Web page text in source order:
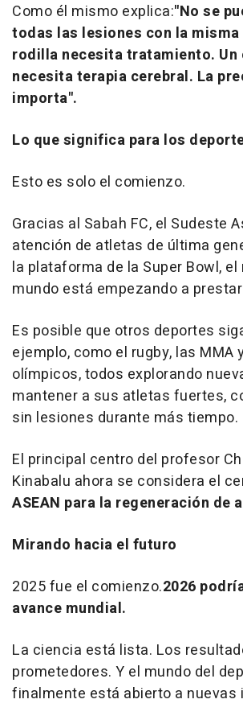
Como él mismo explica:"No se
todas las lesiones con la
rodilla necesita tratamiento. Un
necesita terapia cerebral. La
importa".
Lo que significa para los
Esto es solo el comienzo.
Gracias al Sabah FC, el Sudeste
atención de atletas de última
la plataforma de la Super Bowl,
mundo está empezando a
Es posible que otros deportes
ejemplo, como el rugby, las MMA
olímpicos, todos explorando
mantener a sus atletas fuertes,
sin lesiones durante más tiempo.
El principal centro del profesor
Kinabalu ahora se considera el
ASEAN para la regeneración de
Mirando hacia el futuro
2025 fue el comienzo.2026
avance mundial.
La ciencia está lista. Los
prometedores. Y el mundo del
finalmente está abierto a nuevas